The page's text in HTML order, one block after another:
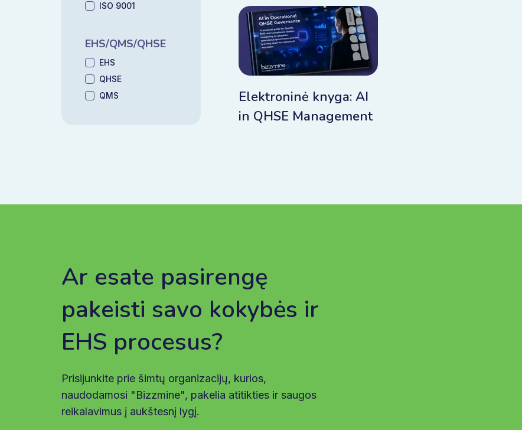
ISO 9001
EHS/QMS/QHSE
EHS
QHSE
QMS
Elektroninė knyga: AI
in QHSE Management
Ar esate pasirengę
pakeisti savo kokybės ir
EHS procesus?
Prisijunkite prie šimtų organizacijų, kurios,
naudodamosi "Bizzmine", pakelia atitikties ir saugos
reikalavimus į aukštesnį lygį.